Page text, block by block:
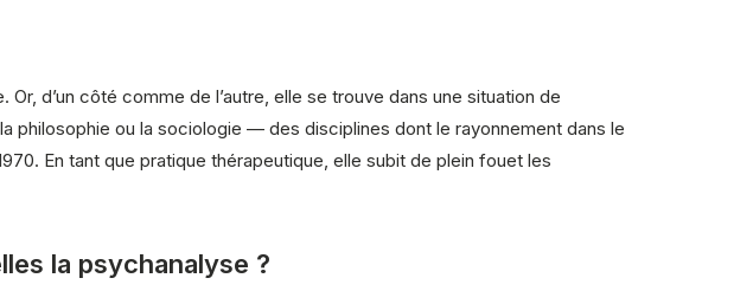
d’un côté comme de l’autre, elle se trouve dans une situation de
philosophie ou la sociologie — des disciplines dont le rayonnement dans le
En tant que pratique thérapeutique, elle subit de plein fouet les
la psychanalyse ?